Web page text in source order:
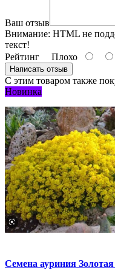
Ваш отзыв
Внимание: HTML не
текст!
Рейтинг Плохо
Написать отзыв
С этим товаром также
Новинка
Семена ауриния